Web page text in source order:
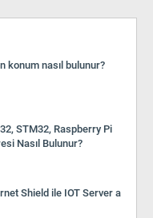
konum nasıl bulunur?
STM32, Raspberry Pi
Nasıl Bulunur?
Shield ile IOT Server a